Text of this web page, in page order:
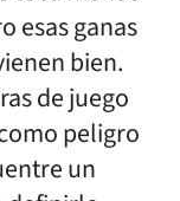
esas ganas
bien.
de juego
peligro
un